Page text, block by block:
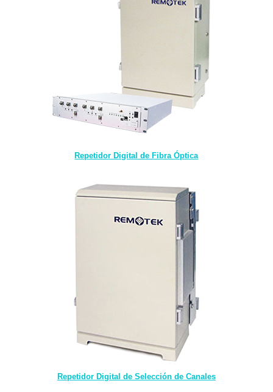
Repetidor Digital de Fibra Óptica
Repetidor Digital de Selección de Canales